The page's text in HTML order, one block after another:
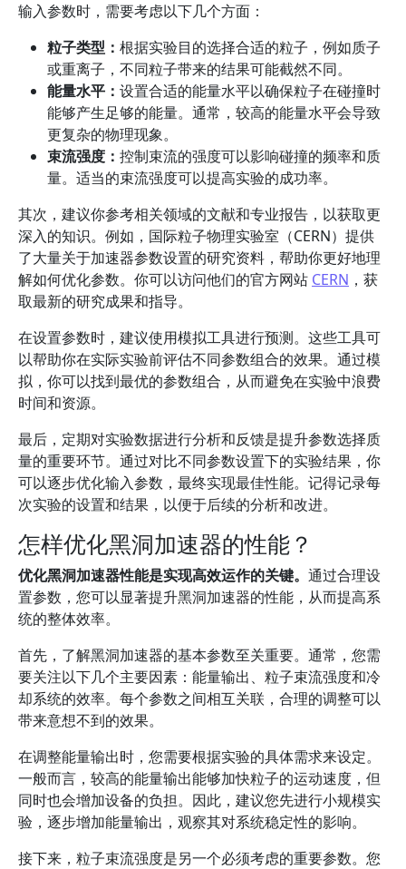
输入参数时，需要考虑以下几个方面：
粒子类型： 根据实验目的选择合适的粒子，例如质子
或重离子，不同粒子带来的结果可能截然不同。
能量水平： 设置合适的能量水平以确保粒子在碰撞时
能够产生足够的能量。通常，较高的能量水平会导致
更复杂的物理现象。
束流强度： 控制束流的强度可以影响碰撞的频率和质
量。适当的束流强度可以提高实验的成功率。
其次，建议你参考相关领域的文献和专业报告，以获取更
深入的知识。例如，国际粒子物理实验室（CERN）提供
了大量关于加速器参数设置的研究资料，帮助你更好地理
解如何优化参数。你可以访问他们的官方网站 CERN ，获
取最新的研究成果和指导。
在设置参数时，建议使用模拟工具进行预测。这些工具可
以帮助你在实际实验前评估不同参数组合的效果。通过模
拟，你可以找到最优的参数组合，从而避免在实验中浪费
时间和资源。
最后，定期对实验数据进行分析和反馈是提升参数选择质
量的重要环节。通过对比不同参数设置下的实验结果，你
可以逐步优化输入参数，最终实现最佳性能。记得记录每
次实验的设置和结果，以便于后续的分析和改进。
怎样优化黑洞加速器的性能？
优化黑洞加速器性能是实现高效运作的关键。 通过合理设
置参数，您可以显著提升黑洞加速器的性能，从而提高系
统的整体效率。
首先，了解黑洞加速器的基本参数至关重要。通常，您需
要关注以下几个主要因素：能量输出、粒子束流强度和冷
却系统的效率。每个参数之间相互关联，合理的调整可以
带来意想不到的效果。
在调整能量输出时，您需要根据实验的具体需求来设定。
一般而言，较高的能量输出能够加快粒子的运动速度，但
同时也会增加设备的负担。因此，建议您先进行小规模实
验，逐步增加能量输出，观察其对系统稳定性的影响。
接下来，粒子束流强度是另一个必须考虑的重要参数。您